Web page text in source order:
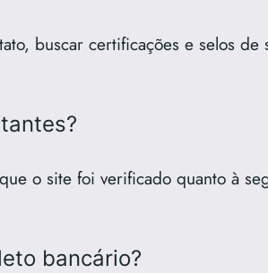
buscar certificações e selos
o site foi verificado quanto à
bancário?